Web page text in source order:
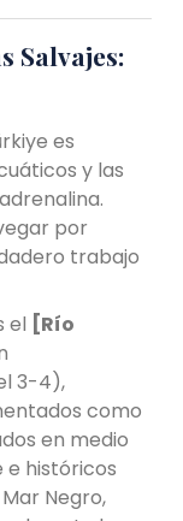
Salvajes:
es
y las
por
trabajo
el [Río
3-4),
como
en medio
históricos
Negro,